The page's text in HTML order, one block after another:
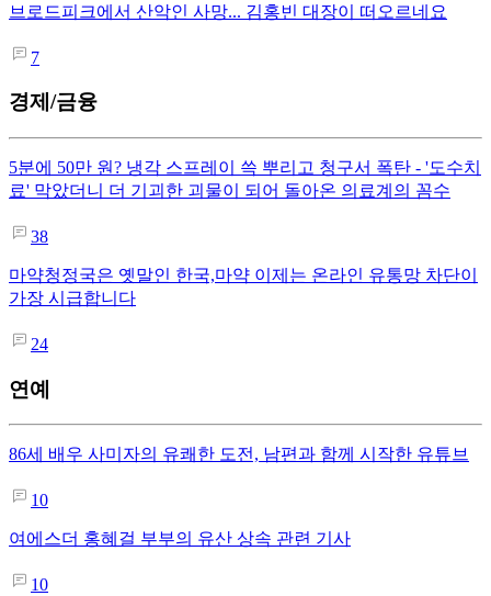
브로드피크에서 산악인 사망... 김홍빈 대장이 떠오르네요
7
경제/금융
5분에 50만 원? 냉각 스프레이 쓱 뿌리고 청구서 폭탄 - '도수치
료' 막았더니 더 기괴한 괴물이 되어 돌아온 의료계의 꼼수
38
마약청정국은 옛말인 한국,마약 이제는 온라인 유통망 차단이
가장 시급합니다
24
연예
86세 배우 사미자의 유쾌한 도전, 남편과 함께 시작한 유튜브
10
여에스더 홍혜걸 부부의 유산 상속 관련 기사
10